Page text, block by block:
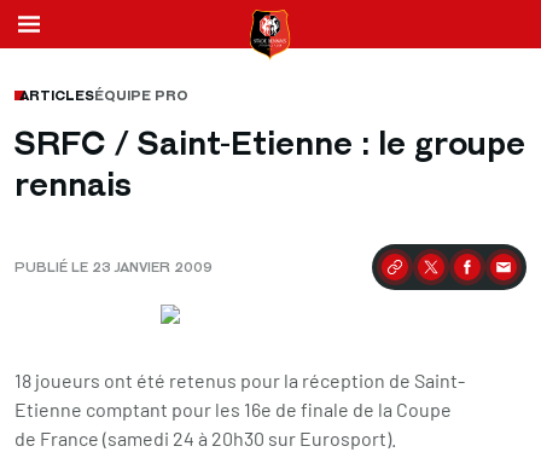
ARTICLESÉQUIPE PRO
SRFC / Saint-Etienne : le groupe
rennais
PUBLIÉ LE 23 JANVIER 2009 Partager
18 joueurs ont été retenus pour la réception de Saint-
Etienne comptant pour les 16e de finale de la Coupe
de France (samedi 24 à 20h30 sur Eurosport).